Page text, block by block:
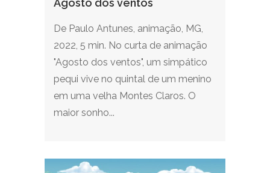
De Paulo Antunes, animação, MG,
2022, 5 min. No curta de animação
"Agosto dos ventos", um simpático
pequi vive no quintal de um menino
em uma velha Montes Claros. O
maior sonho...